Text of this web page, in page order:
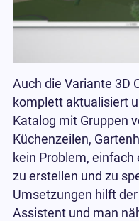
Auch die Variante 3D
komplett aktualisiert
Katalog mit Gruppen
Küchenzeilen,
kein Problem, einfach
zu erstellen und zu
Umsetzungen hilft
Assistent und man